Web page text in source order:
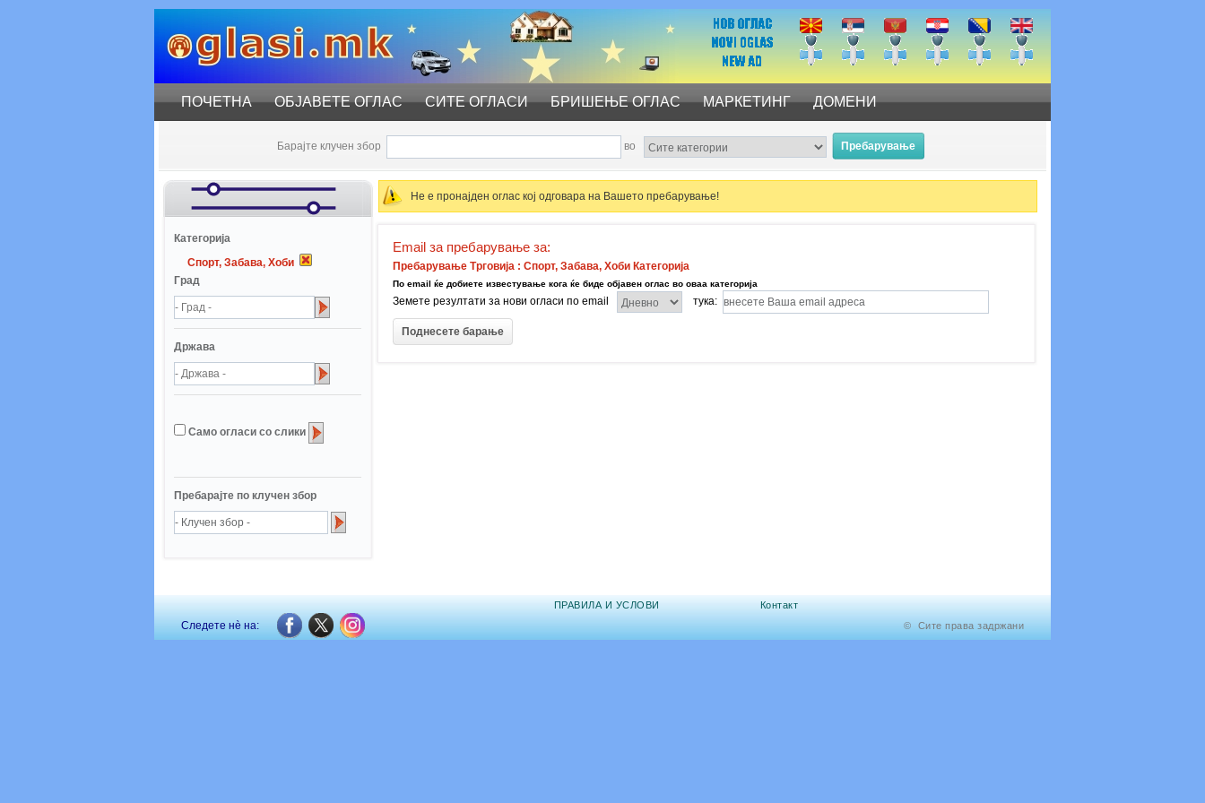
ПОЧЕТНА ОБЈАВЕТЕ ОГЛАС СИТЕ ОГЛАСИ БРИШЕЊЕ ОГЛАС МАРКЕТИНГ ДОМЕНИ
Барајте клучен збор во
Катeгорија
Спорт, Забава, Хоби
Град
Држава
Само огласи со слики
Пребарајте по клучен збор
Не е пронајден оглас кој одговара на Вашето пребарување!
Email за пребарување за:
Пребарување Трговија : Спорт, Забава, Хоби Категорија
По email ќе добиете известување кога ќе биде објавен оглас во оваа категорија
Земете резултати за нови огласи по email тука:
Следете нè на:
ПРАВИЛА И УСЛОВИ
Контакт
© Сите права задржани